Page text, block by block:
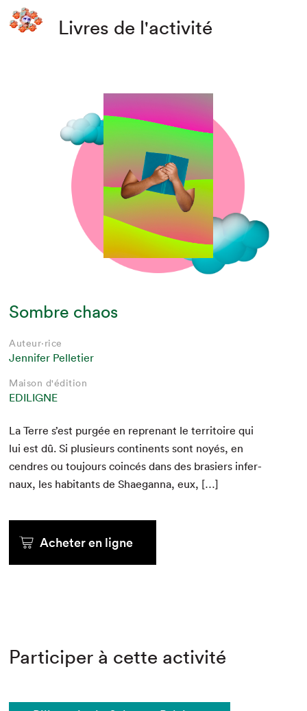
Livres de l'activité
Sombre chaos
Auteur·rice
Jennifer Pelletier
Maison d'édition
EDILIGNE
La Terre s’est purgée en reprenant le ter­ri­toire qui
lui est dû. Si plusieurs con­ti­nents sont noyés, en
cen­dres ou tou­jours coincés dans des brasiers infer­
naux, les habi­tants de Shae­gan­na, eux, […]
Acheter en ligne
Participer à cette activité